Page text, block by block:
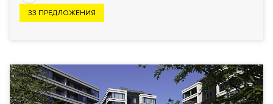
33 ПРЕДЛОЖЕНИЯ